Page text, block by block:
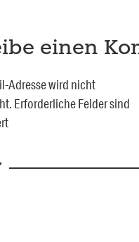
einen
Adresse wird nicht
Erforderliche Felder sind